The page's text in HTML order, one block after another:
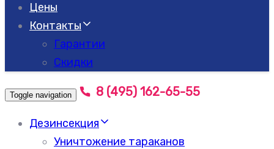
Цены
Контакты
Гарантии
Скидки
Toggle navigation 8 (495) 162-65-55
Дезинсекция
Уничтожение тараканов